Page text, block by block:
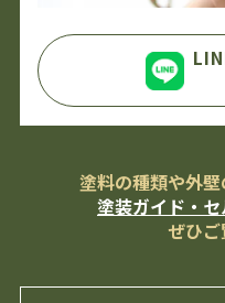
塗料の種類や外壁
塗装ガイド・
ぜひご